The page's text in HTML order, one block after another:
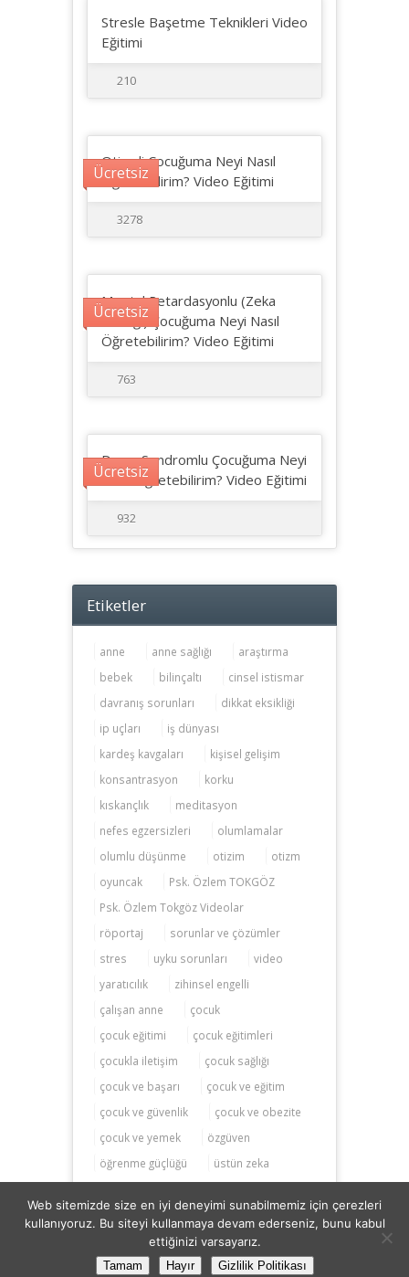
Stresle Başetme Teknikleri Video
Eğitimi
210
Ücretsiz
Otizmli Çocuğuma Neyi Nasıl
Öğretebilirim? Video Eğitimi
3278
Ücretsiz
Mental Retardasyonlu (Zeka
Geriliği) Çocuğuma Neyi Nasıl
Öğretebilirim? Video Eğitimi
763
Ücretsiz
Down Sendromlu Çocuğuma Neyi
Nasıl Öğretebilirim? Video Eğitimi
932
Etiketler
anne anne sağlığı
araştırma
bebek
bilinçaltı
cinsel istismar
davranış sorunları
dikkat eksikliği
ip uçları
iş dünyası
kardeş kavgaları
kişisel gelişim
konsantrasyon
korku
kıskançlık
meditasyon
nefes egzersizleri
olumlamalar
olumlu düşünme
otizim
otizm
oyuncak
Psk. Özlem TOKGÖZ
Psk. Özlem Tokgöz Videolar
röportaj
sorunlar ve çözümler
stres
uyku sorunları
video
yaratıcılık
zihinsel engelli
çalışan anne
çocuk
çocuk eğitimi
çocuk eğitimleri
çocukla iletişim
çocuk sağlığı
çocuk ve başarı
çocuk ve eğitim
çocuk ve güvenlik
çocuk ve obezite
çocuk ve yemek
özgüven
öğrenme güçlüğü
üstün zeka
Zihinsel Gelişim ® 2014-2026
Web sitemizde size en iyi deneyimi sunabilmemiz için çerezleri
kullanıyoruz. Bu siteyi kullanmaya devam ederseniz, bunu kabul
ettiğinizi varsayarız.
Tamam Hayır Gizlilik Politikası